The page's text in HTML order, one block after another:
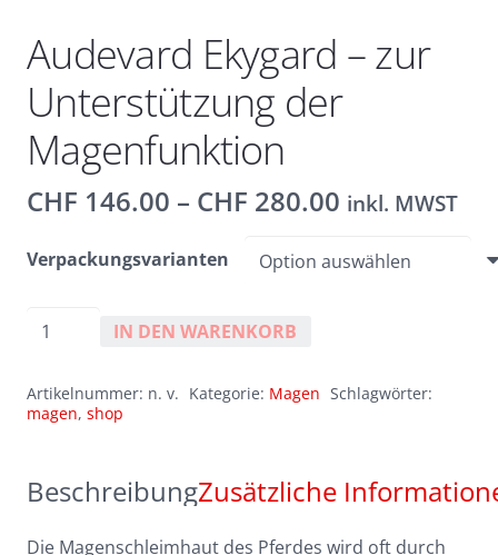
Audevard Ekygard – zur
Unterstützung der
Magenfunktion
CHF 146.00 – CHF 280.00
bis
inkl. MWST
Verpackungsvarianten
Audevard
zur
Magenfunktion
IN DEN WARENKORB
Artikelnummer: n. v. Kategorie: Magen Schlagwörter:
magen, shop
BeschreibungZusätzliche
Die Magenschleimhaut des Pferdes wird oft durch